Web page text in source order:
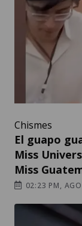
Chismes
El guapo
Miss
Miss
02:23 PM,